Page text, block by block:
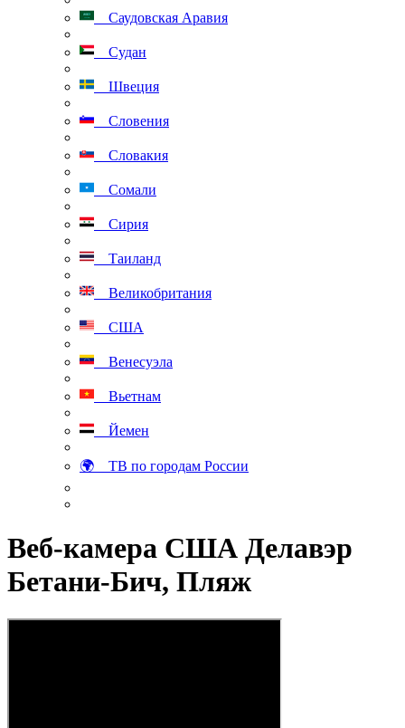
Саудовская Аравия
Судан
Швеция
Словения
Словакия
Сомали
Сирия
Таиланд
Великобритания
США
Венесуэла
Вьетнам
Йемен
🌍 ТВ по городам России
Веб-камера США Делавэр
Бетани-Бич, Пляж